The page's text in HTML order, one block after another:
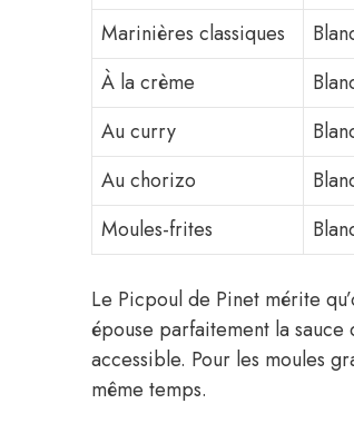
Marinières classiques
À la crème
Au curry
Au chorizo
Moules-frites
Le Picpoul de Pinet mérite
épouse parfaitement la
accessible. Pour les moules
même temps.